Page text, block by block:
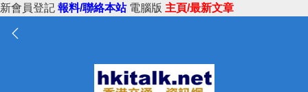
新會員登記 報料/聯絡本站 電腦版 主頁/最新文章